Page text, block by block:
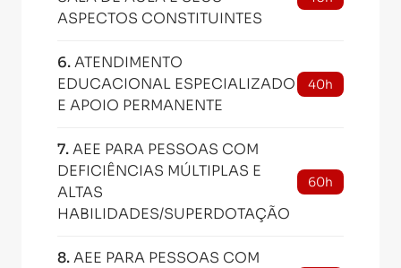
ASPECTOS CONSTITUINTES
6.ATENDIMENTO
EDUCACIONAL ESPECIALIZADO
E APOIO PERMANENTE
40h
7.AEE PARA PESSOAS COM
DEFICIÊNCIAS MÚLTIPLAS E
ALTAS
HABILIDADES/SUPERDOTAÇÃO
60h
8.AEE PARA PESSOAS COM